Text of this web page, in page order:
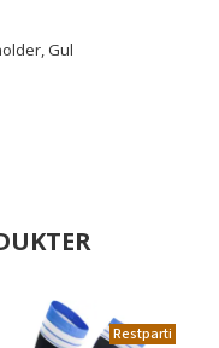
Gul
Restparti